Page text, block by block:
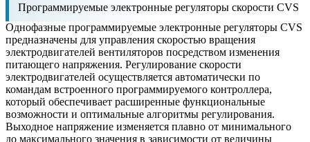
Программируемые электронные регуляторы скорости CVS
Однофазные программируемые электронные регуляторы CVS
предназначены для управления скоростью вращения
электродвигателей вентиляторов посредством изменения
питающего напряжения. Регулирование скорости
электродвигателей осуществляется автоматически по
командам встроенного программируемого контроллера,
который обеспечивает расширенные функциональные
возможности и оптимальные алгоритмы регулирования.
Выходное напряжение изменяется плавно от минимального
до максимального значения в зависимости от величины